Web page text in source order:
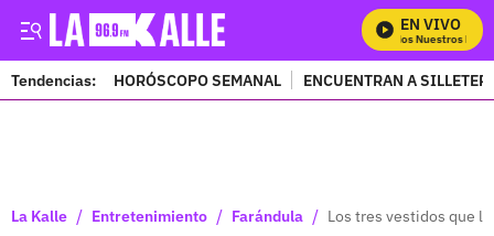
EN VIVO
Mira Todos Nuestros
Tendencias: HORÓSCOPO SEMANAL ENCUENTRAN A
La Kalle / Entretenimiento / Farándula / Los tres vestidos que